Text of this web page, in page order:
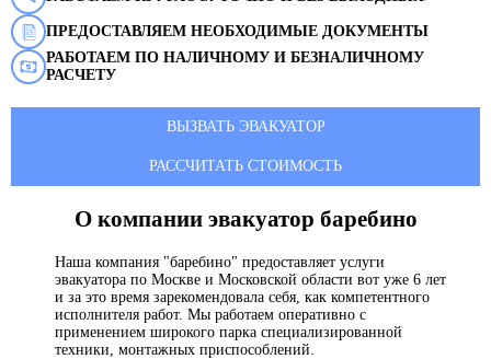
ПРЕДОСТАВЛЯЕМ НЕОБХОДИМЫЕ ДОКУМЕНТЫ
РАБОТАЕМ ПО НАЛИЧНОМУ И БЕЗНАЛИЧНОМУ
РАСЧЕТУ
ВЫЗВАТЬ ЭВАКУАТОР
РАССЧИТАТЬ СТОИМОСТЬ
О компании эвакуатор баребино
Наша компания "баребино" предоставляет услуги
эвакуатора по Москве и Московской области вот уже 6 лет
и за это время зарекомендовала себя, как компетентного
исполнителя работ. Мы работаем оперативно с
применением широкого парка специализированной
техники, монтажных приспособлений.